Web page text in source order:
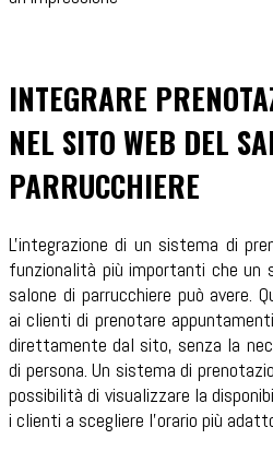
INTEGRARE
NEL SITO WEB DEL
PARRUCCHIERE
L'integrazione di un sistema di
funzionalità più importanti che un
salone di parrucchiere può avere.
ai clienti di prenotare
direttamente dal sito, senza la
di persona. Un sistema di
possibilità di visualizzare la
i clienti a scegliere l'orario più